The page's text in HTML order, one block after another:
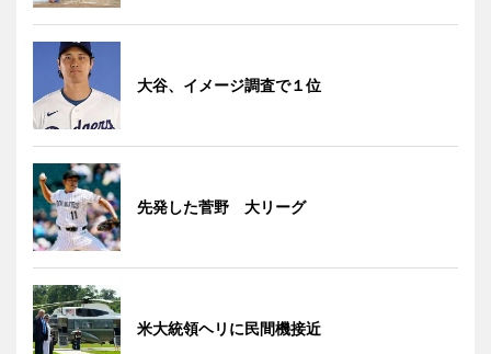
大谷、イメージ調査で１位
先発した菅野 大リーグ
米大統領ヘリに民間機接近